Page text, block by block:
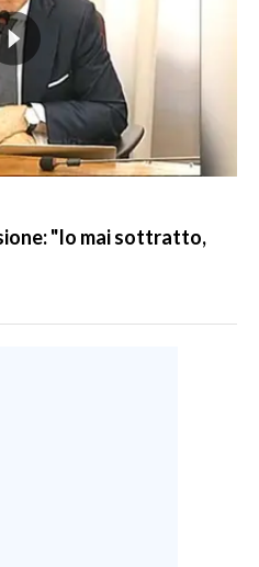
"Io mai sottratto,